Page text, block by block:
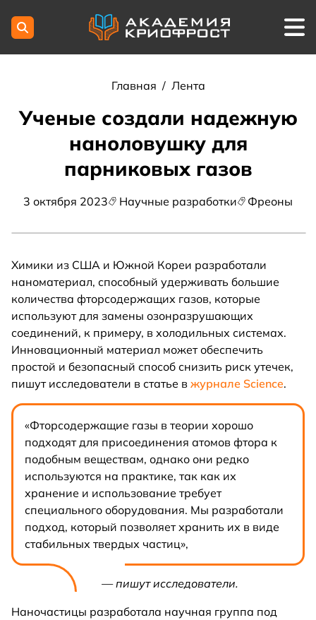
Главная / Лента
Ученые создали надежную
наноловушку для
парниковых газов
3 октября 2023 Научные разработки Фреоны
Химики из США и Южной Кореи разработали
наноматериал, способный удерживать большие
количества фторсодержащих газов, которые
используют для замены озонразрушающих
соединений, к примеру, в холодильных системах.
Инновационный материал может обеспечить
простой и безопасный способ снизить риск утечек,
пишут исследователи в статье в журнале Science.
«Фторсодержащие газы в теории хорошо
подходят для присоединения атомов фтора к
подобным веществам, однако они редко
используются на практике, так как их
хранение и использование требует
специального оборудования. Мы разработали
подход, который позволяет хранить их в виде
стабильных твердых частиц»,
— пишут исследователи.
Наночастицы разработала научная группа под